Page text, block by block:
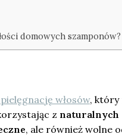
domowych szamponów?
włosów, który
z naturalnych
, ale również wolne